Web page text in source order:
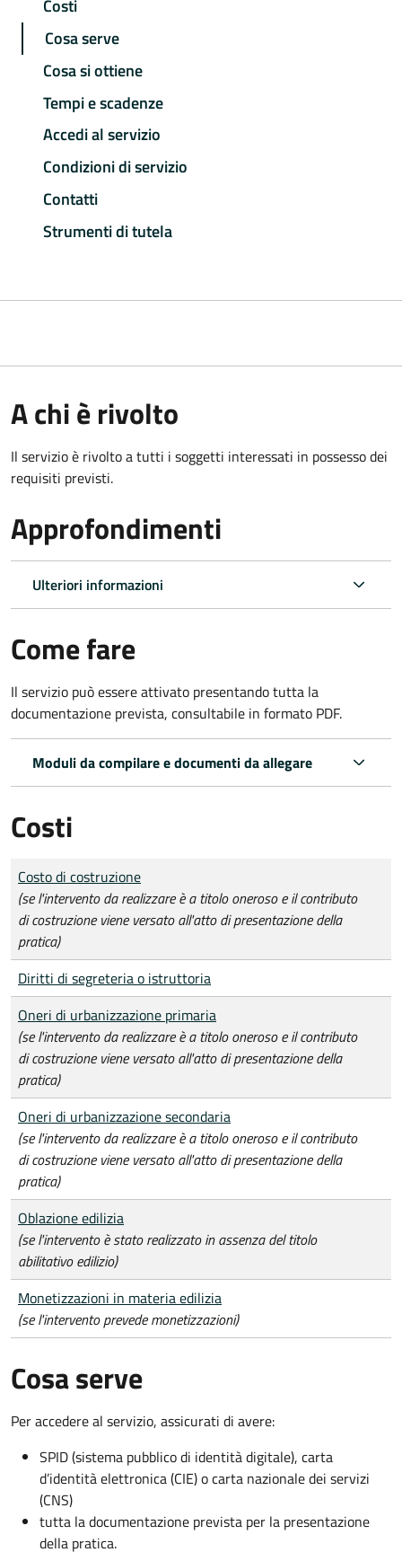
Costi
Cosa serve
Cosa si ottiene
Tempi e scadenze
Accedi al servizio
Condizioni di servizio
Contatti
Strumenti di tutela
A chi è rivolto
Il servizio è rivolto a tutti i soggetti interessati in possesso dei
requisiti previsti.
Approfondimenti
Ulteriori informazioni
Come fare
Il servizio può essere attivato presentando tutta la
documentazione prevista, consultabile in formato PDF.
Moduli da compilare e documenti da allegare
Costi
Tipo di pagamento
Importo
Costo di costruzione
(se l'intervento da realizzare è a titolo oneroso e il contributo
di costruzione viene versato all'atto di presentazione della
pratica)
Diritti di segreteria o istruttoria
Oneri di urbanizzazione primaria
(se l'intervento da realizzare è a titolo oneroso e il contributo
di costruzione viene versato all'atto di presentazione della
pratica)
Oneri di urbanizzazione secondaria
(se l'intervento da realizzare è a titolo oneroso e il contributo
di costruzione viene versato all'atto di presentazione della
pratica)
Oblazione edilizia
(se l'intervento è stato realizzato in assenza del titolo
abilitativo edilizio)
Monetizzazioni in materia edilizia
(se l'intervento prevede monetizzazioni)
Cosa serve
Per accedere al servizio, assicurati di avere:
SPID (sistema pubblico di identità digitale), carta
d’identità elettronica (CIE) o carta nazionale dei servizi
(CNS)
tutta la documentazione prevista per la presentazione
della pratica.